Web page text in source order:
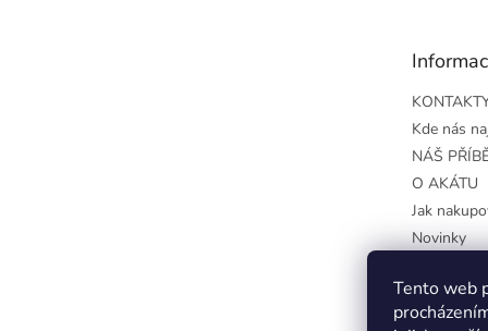
Tento web
Kde nás
NÁŠ
O AKÁTU
Jak
Novinky
Podmínky
údajů